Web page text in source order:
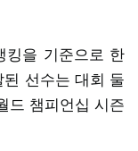
킹을 기준으로 한
선수는 대회 둘
드 챔피언십 시즌